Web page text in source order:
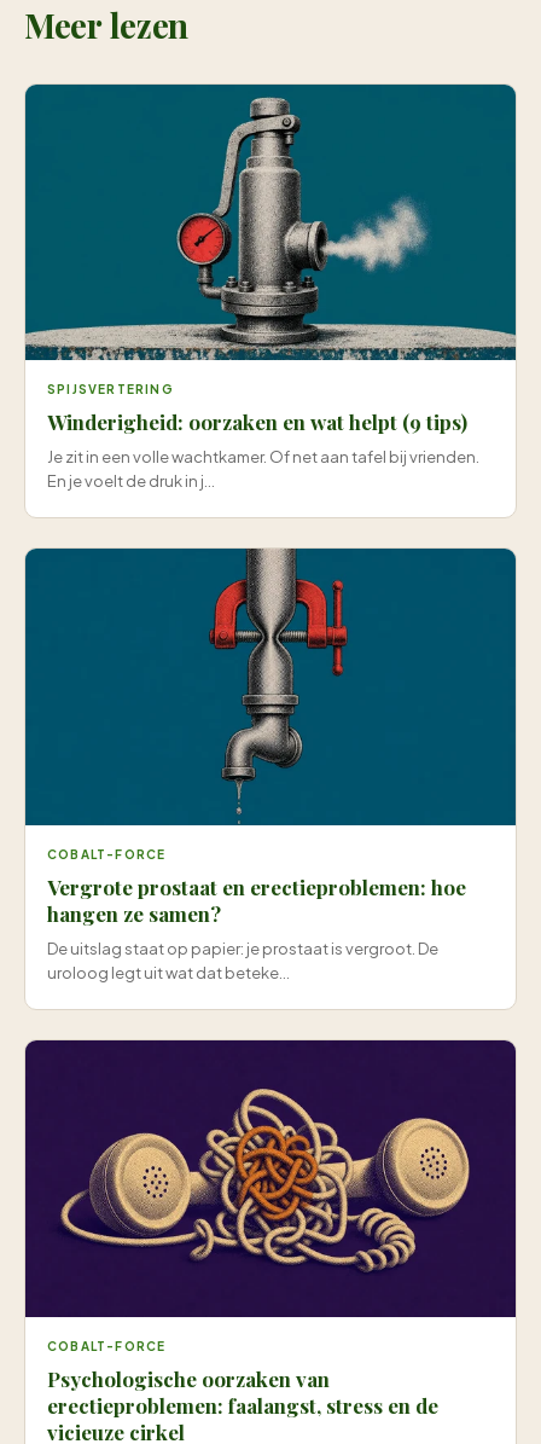
Meer lezen
SPIJSVERTERING
Winderigheid: oorzaken en wat helpt (9 tips)
Je zit in een volle wachtkamer. Of net aan tafel bij vrienden.
En je voelt de druk in j...
COBALT-FORCE
Vergrote prostaat en erectieproblemen: hoe
hangen ze samen?
De uitslag staat op papier: je prostaat is vergroot. De
uroloog legt uit wat dat beteke...
COBALT-FORCE
Psychologische oorzaken van
erectieproblemen: faalangst, stress en de
vicieuze cirkel